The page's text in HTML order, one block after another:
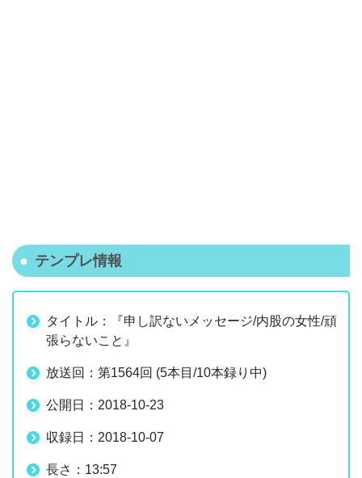
テンプレ情報
タイトル：『申し訳ないメッセージ/内股の女性/頑
張らないこと』
放送回：第1564回 (5本目/10本録り中)
公開日：2018-10-23
収録日：2018-10-07
長さ：13:57